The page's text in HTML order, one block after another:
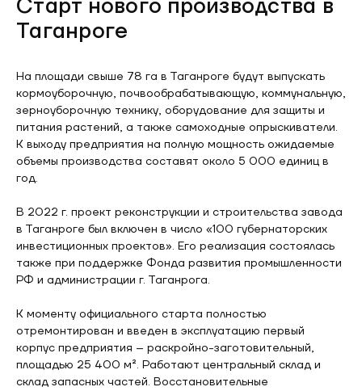
Старт нового производства в
Таганроге
На площади свыше 78 га в Таганроге будут выпускать
кормоуборочную, почвообрабатывающую, коммунальную,
зерноуборочную технику, оборудование для защиты и
питания растений, а также самоходные опрыскиватели.
К выходу предприятия на полную мощность ожидаемые
объемы производства составят около 5 000 единиц в
год.
В 2022 г. проект реконструкции и строительства завода
в Таганроге был включен в число «100 губернаторских
инвестиционных проектов». Его реализация состоялась
также при поддержке Фонда развития промышленности
РФ и администрации г. Таганрога.
К моменту официального старта полностью
отремонтирован и введен в эксплуатацию первый
корпус предприятия – раскройно-заготовительный,
площадью 25 400 м². Работают центральный склад и
склад запасных частей. Восстановительные